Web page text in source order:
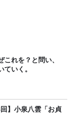
これを？と問い、
ていく。
】小泉八雲「お貞